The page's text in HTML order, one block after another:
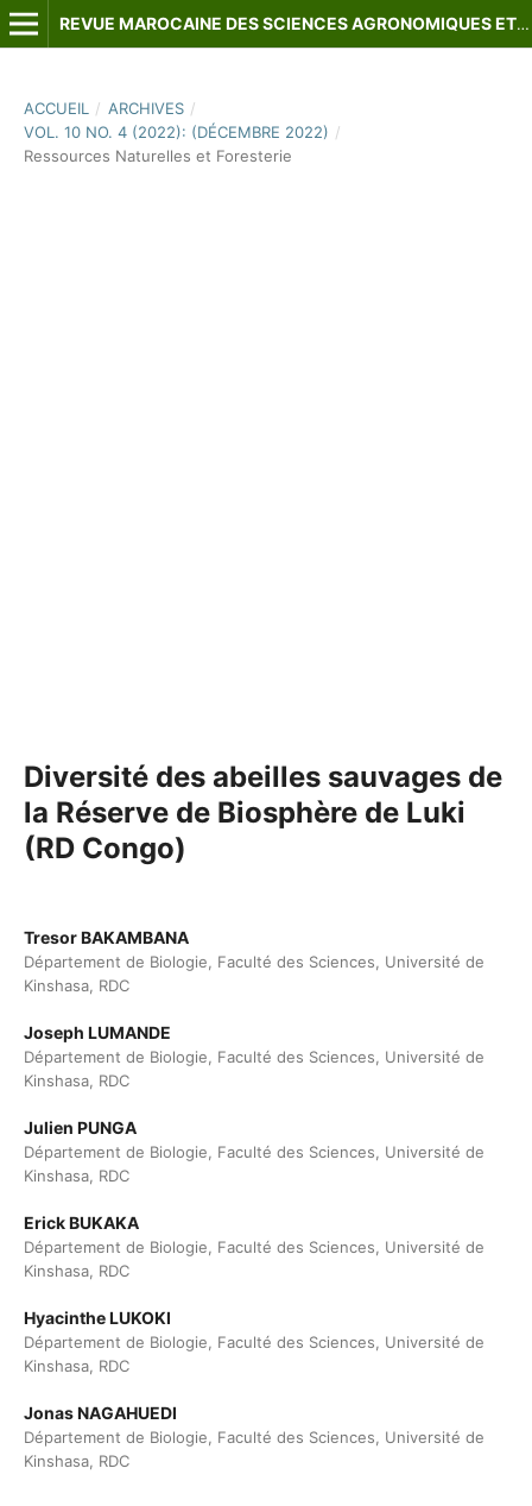
REVUE MAROCAINE DES SCIENCES AGRONOMIQUES ET VÉTÉRINAIRES
ACCUEIL / ARCHIVES /
VOL. 10 NO. 4 (2022): (DÉCEMBRE 2022) /
Ressources Naturelles et Foresterie
Diversité des abeilles sauvages de
la Réserve de Biosphère de Luki
(RD Congo)
Tresor BAKAMBANA
Département de Biologie, Faculté des Sciences, Université de
Kinshasa, RDC
Joseph LUMANDE
Département de Biologie, Faculté des Sciences, Université de
Kinshasa, RDC
Julien PUNGA
Département de Biologie, Faculté des Sciences, Université de
Kinshasa, RDC
Erick BUKAKA
Département de Biologie, Faculté des Sciences, Université de
Kinshasa, RDC
Hyacinthe LUKOKI
Département de Biologie, Faculté des Sciences, Université de
Kinshasa, RDC
Jonas NAGAHUEDI
Département de Biologie, Faculté des Sciences, Université de
Kinshasa, RDC